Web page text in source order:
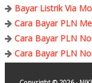
Bayar Listrik Via
Cara Bayar PLN
Cara Bayar PLN
Cara Bayar PLN